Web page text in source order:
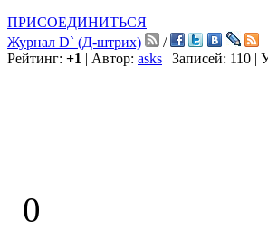
ПРИСОЕДИНИТЬСЯ
Журнал D` (Д-штрих)
/
Рейтинг: +1 | Автор: asks | Записей: 110 |
0